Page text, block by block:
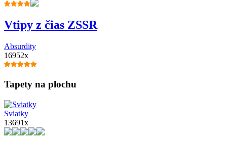
Vtipy z čias ZSSR
Absurdity
16952x
Tapety na plochu
Sviatky
13691x